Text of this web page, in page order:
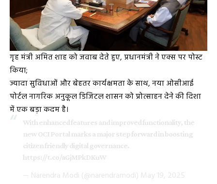
गृह मंत्री अमित शाह को जवाब देते हुए, प्रधानमंत्री ने एक्स पर पोस्ट
किया;
ज्यादा सुविधाओं और बेहतर कार्यक्षमता के साथ, नया ओसीआई
पोर्टल नागरिक अनुकूल डिजिटल शासन को प्रोत्साहन देने की दिशा
में एक बड़ा कदम है।
With enhanced features and improved functionality, the
new OCI Portal marks a major step forward in boosting
citizen friendly digital governance.
https://t.co/aGjMPkDKuW
— Narendra Modi (@narendramodi) May 19, 2025